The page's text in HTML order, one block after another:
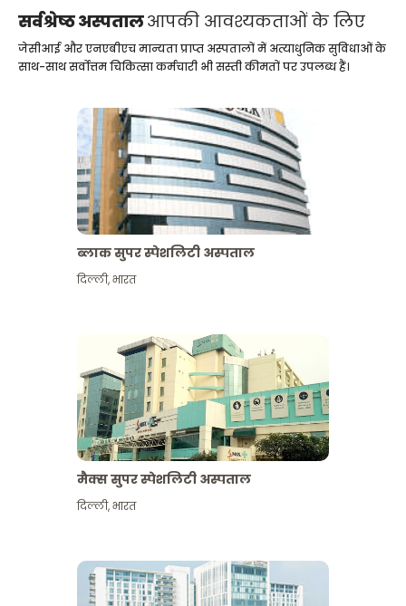
सर्वश्रेष्ठ अस्पतालआपकी आवश्यकताओं के लिए
जेसीआई और एनएबीएच मान्यता प्राप्त अस्पतालों में अत्याधुनिक सुविधाओं के
साथ-साथ सर्वोत्तम चिकित्सा कर्मचारी भी सस्ती कीमतों पर उपलब्ध हैं।
ब्लाक सुपर स्पेशलिटी अस्पताल
दिल्ली,भारत
मैक्स सुपर स्पेशलिटी अस्पताल
दिल्ली,भारत